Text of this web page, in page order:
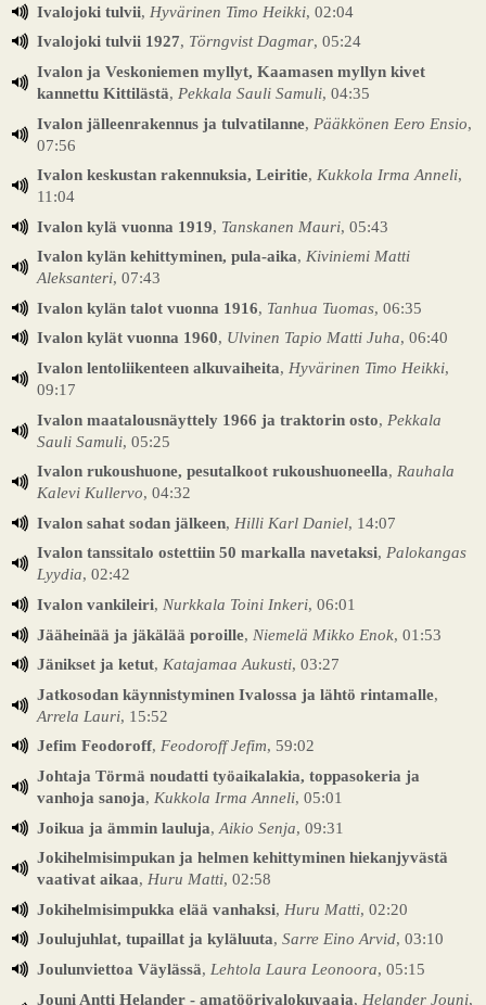
Ivalojoki tulvii, Hyvärinen Timo Heikki, 02:04
Ivalojoki tulvii 1927, Törngvist Dagmar, 05:24
Ivalon ja Veskoniemen myllyt, Kaamasen myllyn kivet
kannettu Kittilästä, Pekkala Sauli Samuli, 04:35
Ivalon jälleenrakennus ja tulvatilanne, Pääkkönen Eero Ensio,
07:56
Ivalon keskustan rakennuksia, Leiritie, Kukkola Irma Anneli,
11:04
Ivalon kylä vuonna 1919, Tanskanen Mauri, 05:43
Ivalon kylän kehittyminen, pula-aika, Kiviniemi Matti
Aleksanteri, 07:43
Ivalon kylän talot vuonna 1916, Tanhua Tuomas, 06:35
Ivalon kylät vuonna 1960, Ulvinen Tapio Matti Juha, 06:40
Ivalon lentoliikenteen alkuvaiheita, Hyvärinen Timo Heikki,
09:17
Ivalon maatalousnäyttely 1966 ja traktorin osto, Pekkala
Sauli Samuli, 05:25
Ivalon rukoushuone, pesutalkoot rukoushuoneella, Rauhala
Kalevi Kullervo, 04:32
Ivalon sahat sodan jälkeen, Hilli Karl Daniel, 14:07
Ivalon tanssitalo ostettiin 50 markalla navetaksi, Palokangas
Lyydia, 02:42
Ivalon vankileiri, Nurkkala Toini Inkeri, 06:01
Jääheinää ja jäkälää poroille, Niemelä Mikko Enok, 01:53
Jänikset ja ketut, Katajamaa Aukusti, 03:27
Jatkosodan käynnistyminen Ivalossa ja lähtö rintamalle,
Arrela Lauri, 15:52
Jefim Feodoroff, Feodoroff Jefim, 59:02
Johtaja Törmä noudatti työaikalakia, toppasokeria ja
vanhoja sanoja, Kukkola Irma Anneli, 05:01
Joikua ja ämmin lauluja, Aikio Senja, 09:31
Jokihelmisimpukan ja helmen kehittyminen hiekanjyvästä
vaativat aikaa, Huru Matti, 02:58
Jokihelmisimpukka elää vanhaksi, Huru Matti, 02:20
Joulujuhlat, tupaillat ja kyläluuta, Sarre Eino Arvid, 03:10
Joulunviettoa Väylässä, Lehtola Laura Leonoora, 05:15
Jouni Antti Helander - amatöörivalokuvaaja, Helander Jouni,